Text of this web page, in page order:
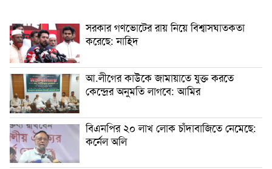
সরকার গণভোটের রায় নিয়ে বিশ্বাসঘাতকতা
করেছে: নাহিদ
আ.লীগের কাউকে জামায়াতে যুক্ত করতে
কেন্দ্রের অনুমতি লাগবে: আমির
বিএনপির ২০ লাখ লোক চাঁদাবাজিতে নেমেছে:
কর্নেল অলি